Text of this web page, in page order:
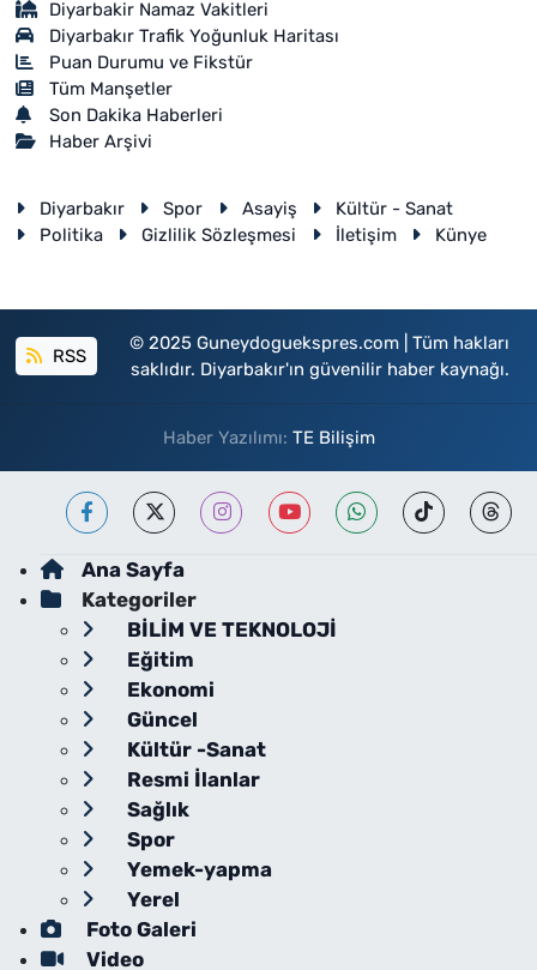
Diyarbakir Namaz Vakitleri
Diyarbakır Trafik Yoğunluk Haritası
Puan Durumu ve Fikstür
Tüm Manşetler
Son Dakika Haberleri
Haber Arşivi
Diyarbakır Spor Asayiş
Kültür - Sanat
Politika
Gizlilik Sözleşmesi İletişim Künye
RSS
© 2025 Guneydoguekspres.com | Tüm hakları
saklıdır. Diyarbakır'ın güvenilir haber kaynağı.
Haber Yazılımı: TE Bilişim
Ana Sayfa
Kategoriler
BİLİM VE TEKNOLOJİ
Eğitim
Ekonomi
Güncel
Kültür -Sanat
Resmi İlanlar
Sağlık
Spor
Yemek-yapma
Yerel
Foto Galeri
Video